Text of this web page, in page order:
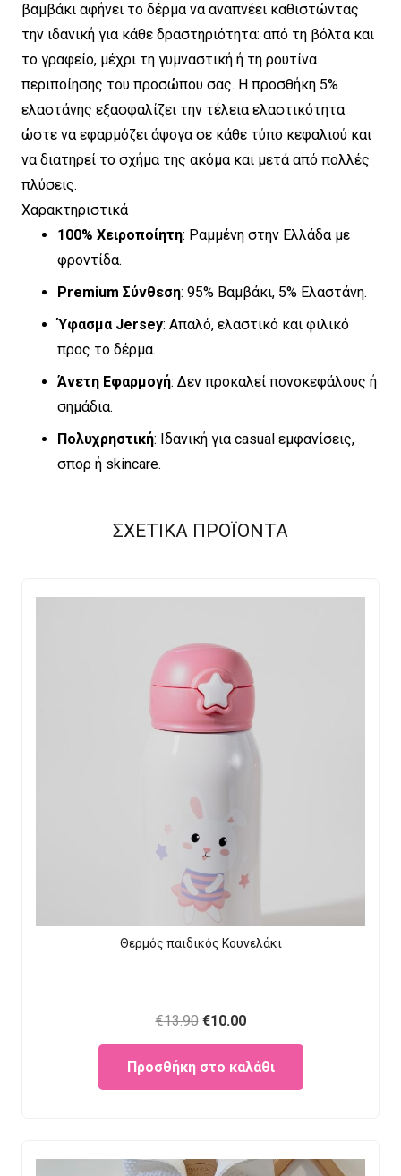
βαμβάκι αφήνει το δέρμα να αναπνέει καθιστώντας
την ιδανική για κάθε δραστηριότητα: από τη βόλτα και
το γραφείο, μέχρι τη γυμναστική ή τη ρουτίνα
περιποίησης του προσώπου σας. Η προσθήκη 5%
ελαστάνης εξασφαλίζει την τέλεια ελαστικότητα
ώστε να εφαρμόζει άψογα σε κάθε τύπο κεφαλιού και
να διατηρεί το σχήμα της ακόμα και μετά από πολλές
πλύσεις.
Χαρακτηριστικά
100% Χειροποίητη: Ραμμένη στην Ελλάδα με
φροντίδα.
Premium Σύνθεση: 95% Βαμβάκι, 5% Ελαστάνη.
Ύφασμα Jersey: Απαλό, ελαστικό και φιλικό
προς το δέρμα.
Άνετη Εφαρμογή: Δεν προκαλεί πονοκεφάλους ή
σημάδια.
Πολυχρηστική: Ιδανική για casual εμφανίσεις,
σπορ ή skincare.
ΣΧΕΤΙΚΑ ΠΡΟΪΟΝΤΑ
Θερμός παιδικός Κουνελάκι
€13.90 Original
price
was:
€13.90.
€10.00Current
price
is:
€10.00.
Προσθήκη στο καλάθι